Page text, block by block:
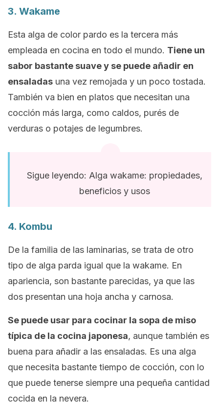
3. Wakame
Esta alga de color pardo es la tercera más
empleada en cocina en todo el mundo. Tiene un
sabor bastante suave y se puede añadir en
ensaladas una vez remojada y un poco tostada.
También va bien en platos que necesitan una
cocción más larga, como caldos, purés de
verduras o potajes de legumbres.
Sigue leyendo: Alga wakame: propiedades,
beneficios y usos
4. Kombu
De la familia de las laminarias, se trata de otro
tipo de alga parda igual que la wakame. En
apariencia, son bastante parecidas, ya que las
dos presentan una hoja ancha y carnosa.
Se puede usar para cocinar la sopa de miso
típica de la cocina japonesa, aunque también es
buena para añadir a las ensaladas. Es una alga
que necesita bastante tiempo de cocción, con lo
que puede tenerse siempre una pequeña cantidad
cocida en la nevera.